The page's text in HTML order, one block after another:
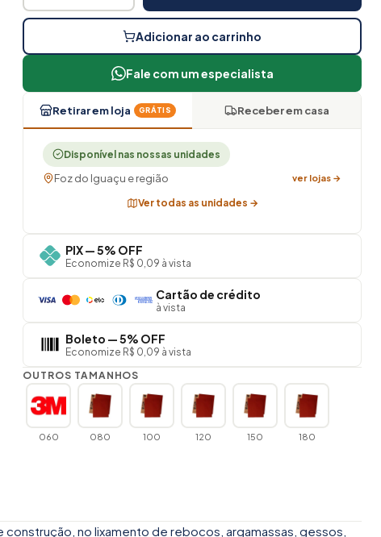
Adicionar ao carrinho
Fale com um especialista
Retirar em loja GRÁTIS Receber em casa
Disponível nas nossas unidades
Foz do Iguaçu e região ver lojas →
Ver todas as unidades →
PIX — 5% OFF
Economize R$ 0,09 à vista
Cartão de crédito
à vista
Boleto — 5% OFF
Economize R$ 0,09 à vista
OUTROS TAMANHOS
060 080 100 120 150 180
no lixamento de rebocos, argamassas, gessos,